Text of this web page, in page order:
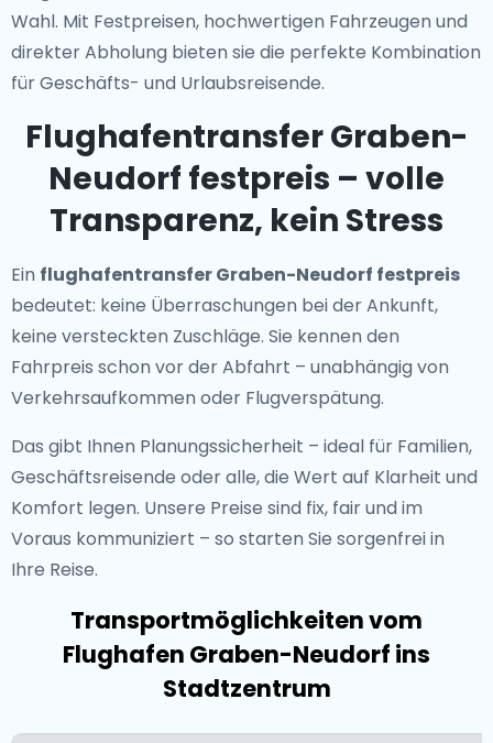
Wahl. Mit Festpreisen, hochwertigen Fahrzeugen und
direkter Abholung bieten sie die perfekte Kombination
für Geschäfts- und Urlaubsreisende.
Flughafentransfer Graben-
Neudorf festpreis – volle
Transparenz, kein Stress
Ein flughafentransfer Graben-Neudorf festpreis
bedeutet: keine Überraschungen bei der Ankunft,
keine versteckten Zuschläge. Sie kennen den
Fahrpreis schon vor der Abfahrt – unabhängig von
Verkehrsaufkommen oder Flugverspätung.
Das gibt Ihnen Planungssicherheit – ideal für Familien,
Geschäftsreisende oder alle, die Wert auf Klarheit und
Komfort legen. Unsere Preise sind fix, fair und im
Voraus kommuniziert – so starten Sie sorgenfrei in
Ihre Reise.
Transportmöglichkeiten vom
Flughafen Graben-Neudorf ins
Stadtzentrum